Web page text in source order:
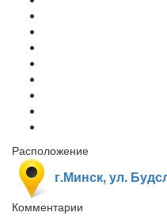
Расположение
г.Минск, ул.
Комментарии